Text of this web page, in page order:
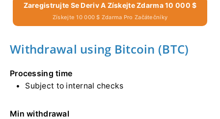
Zaregistrujte Se Deriv A Získejte Zdarma 10 000 $
Získejte 10 000 $ Zdarma Pro Začátečníky
Withdrawal using Bitcoin (BTC)
Processing time
Subject to internal checks
Min withdrawal